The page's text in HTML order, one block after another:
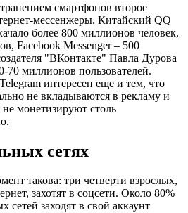
смартфонов второе
мессенжеры. Китайский QQ
более 800 миллионов человек,
Facebook Messenger – 500
"ВКонтакте" Павла Дурова
70 миллионов пользователей.
интересен еще и тем, что
не вкладываются в рекламу и
монетизируют столь
сетях
такова: три четверти взрослых,
захотят в соцсети. Около 80%
сетей заходят в свой аккаунт